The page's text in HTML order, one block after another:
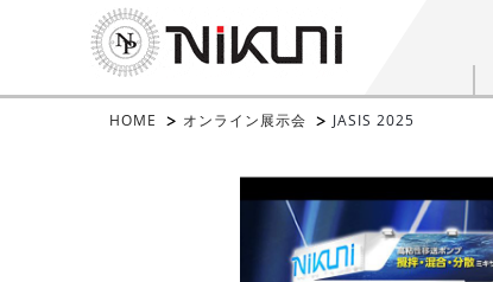
HOME オンライン展示会 JASIS 2025